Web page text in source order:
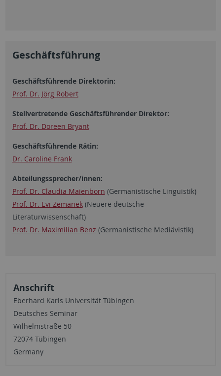
Geschäftsführung
Geschäftsführende Direktorin:
Prof. Dr. Jörg Robert
Stellvertretende Geschäftsführender Direktor:
Prof. Dr. Doreen Bryant
Geschäftsführende Rätin:
Dr. Caroline Frank
Abteilungssprecher/innen:
Prof. Dr. Claudia Maienborn (Germanistische Linguistik)
Prof. Dr. Evi Zemanek(Neuere deutsche
Literaturwissenschaft)
Prof. Dr. Maximilian Benz (Germanistische Mediävistik)
Anschrift
Eberhard Karls Universität Tübingen
Deutsches Seminar
Wilhelmstraße 50
72074 Tübingen
Germany